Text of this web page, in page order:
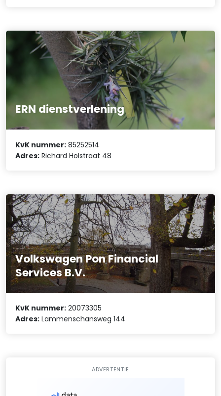
ERN dienstverlening
KvK nummer: 85252514
Adres: Richard Holstraat 48
Volkswagen Pon Financial
Services B.V.
KvK nummer: 20073305
Adres: Lammenschansweg 144
ADVERTENTIE